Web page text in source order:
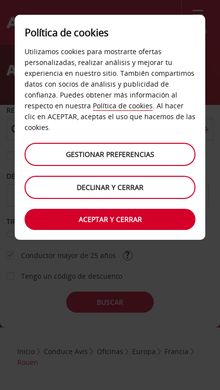
Menú
Welcome
AvisAlquiler de coches Rouen
RECOGER EN
Elegir otra oficina de devolución
DESDE HASTA
TIPO DE ALQUILER
Conductor mayor de 25 años
Tengo un código de descuento
BUSCAR
Inicio Conduce Avis Oficinas Europa
Francia
Rouen
Política de cookies
Utilizamos cookies para mostrarte ofertas
personalizadas, realizar análisis y mejorar tu
experiencia en nuestro sitio. También compartimos
datos con socios de análisis y publicidad de
confianza. Puedes obtener más información al
respecto en nuestra Política de cookies. Al hacer
clic en ACEPTAR, aceptas el uso que hacemos de las
cookies.
GESTIONAR PREFERENCIAS
DECLINAR Y CERRAR
ACEPTAR Y CERRAR